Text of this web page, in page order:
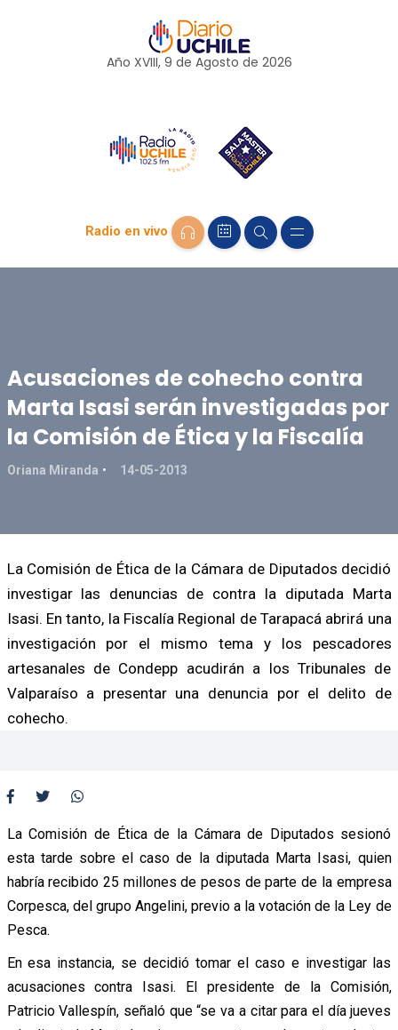
Año XVIII, 9 de Agosto de 2026
Radio en vivo
Acusaciones de cohecho contra
Marta Isasi serán investigadas por
la Comisión de Ética y la Fiscalía
Oriana Miranda 14-05-2013
La Comisión de Ética de la Cámara de Diputados decidió
investigar las denuncias de contra la diputada Marta
Isasi. En tanto, la Fiscalía Regional de Tarapacá abrirá una
investigación por el mismo tema y los pescadores
artesanales de Condepp acudirán a los Tribunales de
Valparaíso a presentar una denuncia por el delito de
cohecho.
La Comisión de Ética de la Cámara de Diputados sesionó
esta tarde sobre el caso de la diputada Marta Isasi, quien
habría recibido 25 millones de pesos de parte de la empresa
Corpesca, del grupo Angelini, previo a la votación de la Ley de
Pesca.
En esa instancia, se decidió tomar el caso e investigar las
acusaciones contra Isasi. El presidente de la Comisión,
Patricio Vallespín, señaló que “se va a citar para el día jueves